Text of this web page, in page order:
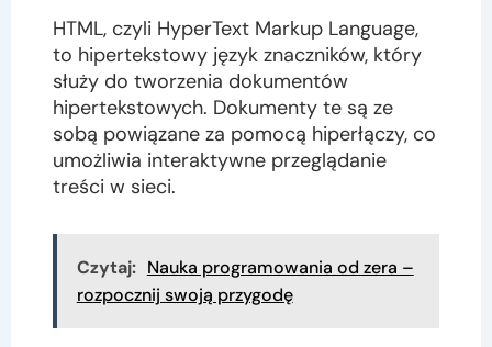
HTML, czyli HyperText Markup Language,
to hipertekstowy język znaczników, który
służy do tworzenia dokumentów
hipertekstowych. Dokumenty te są ze
sobą powiązane za pomocą hiperłączy, co
umożliwia interaktywne przeglądanie
treści w sieci.
Czytaj: Nauka programowania od zera –
rozpocznij swoją przygodę